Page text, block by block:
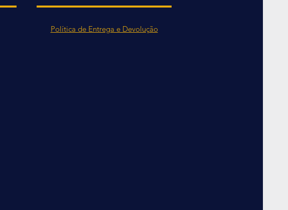
Política de Entrega e Devolução